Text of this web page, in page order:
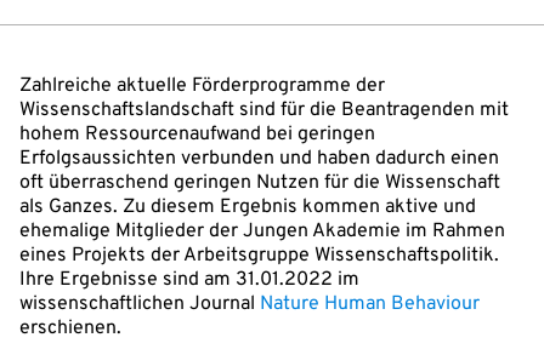
Zahlreiche aktuelle Förderprogramme der
Wissenschaftslandschaft sind für die Beantragenden mit
hohem Ressourcenaufwand bei geringen
Erfolgsaussichten verbunden und haben dadurch einen
oft überraschend geringen Nutzen für die Wissenschaft
als Ganzes. Zu diesem Ergebnis kommen aktive und
ehemalige Mitglieder der Jungen Akademie im Rahmen
eines Projekts der Arbeitsgruppe Wissenschaftspolitik.
Ihre Ergebnisse sind am 31.01.2022 im
wissenschaftlichen Journal Nature Human Behaviour
erschienen.